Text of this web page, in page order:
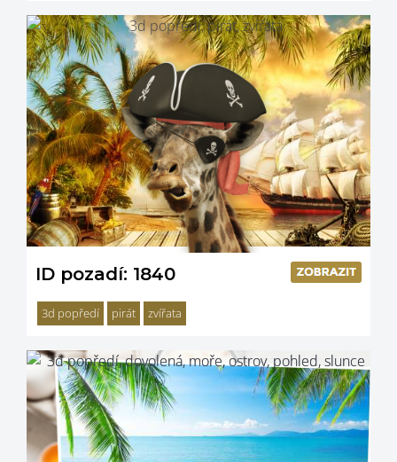
ID pozadí: 1840
3d popředí pirát zvířata